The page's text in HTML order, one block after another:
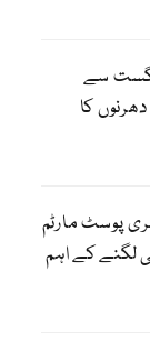
اسلامی کا 16 اگست سے
کا
پوسٹ مارٹم
لگنے کے اہم